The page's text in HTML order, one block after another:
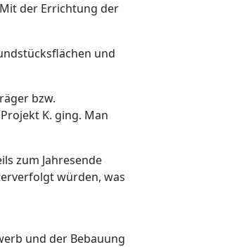
der Errichtung der
und
bzw.
K. ging. Man
zum Jahresende
würden, was
und der Bebauung